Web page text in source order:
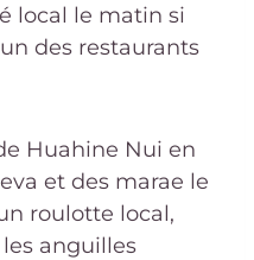
local le matin si
des restaurants
Huahine Nui en
et des marae le
roulotte local,
anguilles